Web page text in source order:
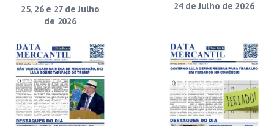
25, 26 e 27 de Julho
de 2026
24 de Julho de 2026